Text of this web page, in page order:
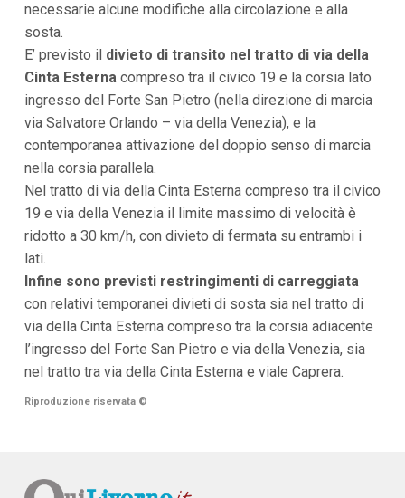
a
i
a
l
M
e
n
ù
r
i
n
p
l
e
a
i
n
f
n
necessarie alcune modifiche alla circolazione e alla
sosta.
E’ previsto il divieto di transito nel tratto di via della
Cinta Esternacompreso tra il civico 19 e la corsia lato
ingresso del Forte San Pietro (nella direzione di marcia
via Salvatore Orlando – via della Venezia), e la
contemporanea attivazione del doppio senso di marcia
nella corsia parallela.
Nel tratto di via della Cinta Esterna compreso tra il civico
19 e via della Venezia il limite massimo di velocità è
ridotto a 30 km/h, con divieto di fermata su entrambi i
lati.
Infine sono previsti restringimenti di carreggiata
con relativi temporanei divieti di sosta sia nel tratto di
via della Cinta Esterna compreso tra la corsia adiacente
l’ingresso del Forte San Pietro e via della Venezia, sia
nel tratto tra via della Cinta Esterna e viale Caprera.
Riproduzione riservata ©